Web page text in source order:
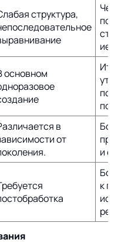
структура,
Четкое
основном
в
от
Более
и
Более
к